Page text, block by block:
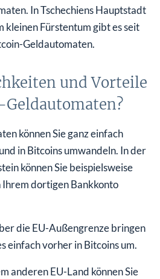
In Tschechiens Hauptstadt
kleinen Fürstentum gibt es seit
Geldautomaten.
und Vorteile
können Sie ganz einfach
in Bitcoins umwandeln. In der
können Sie beispielsweise
Ihrem dortigen Bankkonto
die EU-Außengrenze bringen
einfach vorher in Bitcoins um.
anderen EU-Land können Sie